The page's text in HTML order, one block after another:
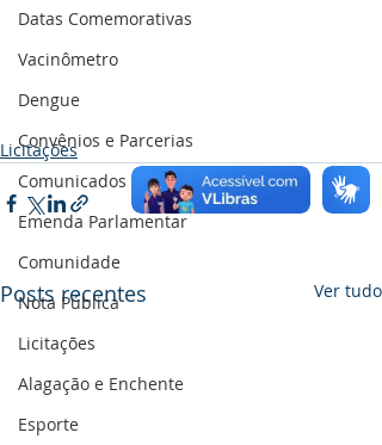
Datas Comemorativas
Vacinômetro
Dengue
Convênios e Parcerias
Comunicados e Avisos
Emenda Parlamentar
Comunidade
Nota Pública
Licitações
Alagação e Enchente
Esporte
Licitações
Posts recentes Ver tudo